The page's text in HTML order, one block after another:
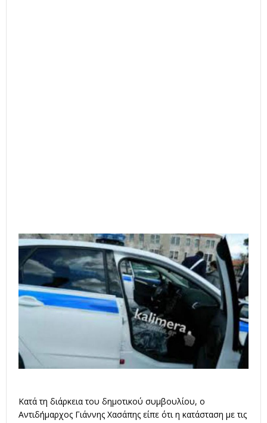
Κατά τη διάρκεια του δημοτικού συμβουλίου, ο
Αντιδήμαρχος Γιάννης Χασάπης είπε ότι η κατάσταση με τις